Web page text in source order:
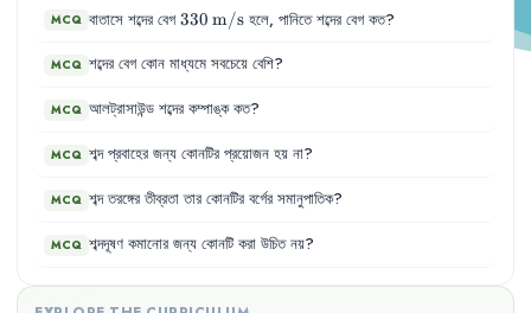
MCQ বাতাসে শব্দের বেগ 330\,\text{m/s}
330 m/s হলে, পানিতে শব্দের বেগ কত?
MCQ শব্দের বেগ কোন মাধ্যমে সবচেয়ে বেশি?
MCQ আলট্রাসাউন্ড শব্দের কম্পাঙ্ক কত?
MCQ শব্দ প্রবাহের জন্য কোনটির প্রয়োজন হয় না?
MCQ শব্দ তরঙ্গের তীব্রতা তার কোনটির বর্গের সমানুপাতিক?
MCQ শব্দদূষণ কমানোর জন্য কোনটি করা উচিত নয়?